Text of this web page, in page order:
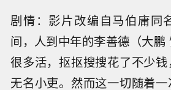
剧情： 影片改编自马伯庸同
间，人到中年的李善德（大鹏
很多活，抠抠搜搜花了不少
无名小吏。然而这一切随着